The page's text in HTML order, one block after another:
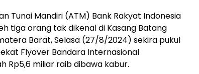
Tunai Mandiri (ATM) Bank Rakyat Indonesia
tiga orang tak dikenal di Kasang Batang
Barat, Selasa (27/8/2024) sekira pukul
Flyover Bandara Internasional
Rp5,6 miliar raib dibawa kabur.